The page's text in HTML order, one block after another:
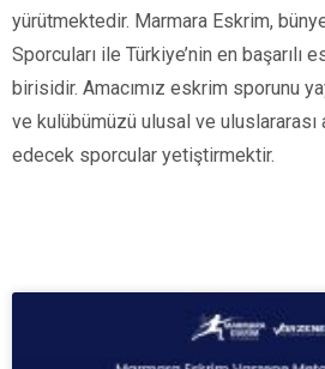
yürütmektedir. Marmara Eskrim,
Sporcuları ile Türkiye’nin en başarılı
birisidir. Amacımız eskrim sporunu
ve kulübümüzü ulusal ve uluslararası
edecek sporcular yetiştirmektir.